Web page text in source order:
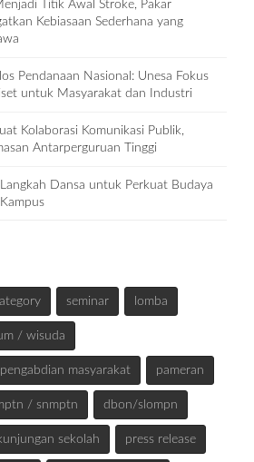
Titik Awal Stroke, Pakar
Kebiasaan Sederhana yang
Pendanaan Nasional: Unesa Fokus
untuk Masyarakat dan Industri
Kolaborasi Komunikasi Publik,
Antarperguruan Tinggi
Dansa untuk Perkuat Budaya
seminar lomba
/ wisuda
masyarakat pameran
/ snmptn dbon/slompn
sekolah press release